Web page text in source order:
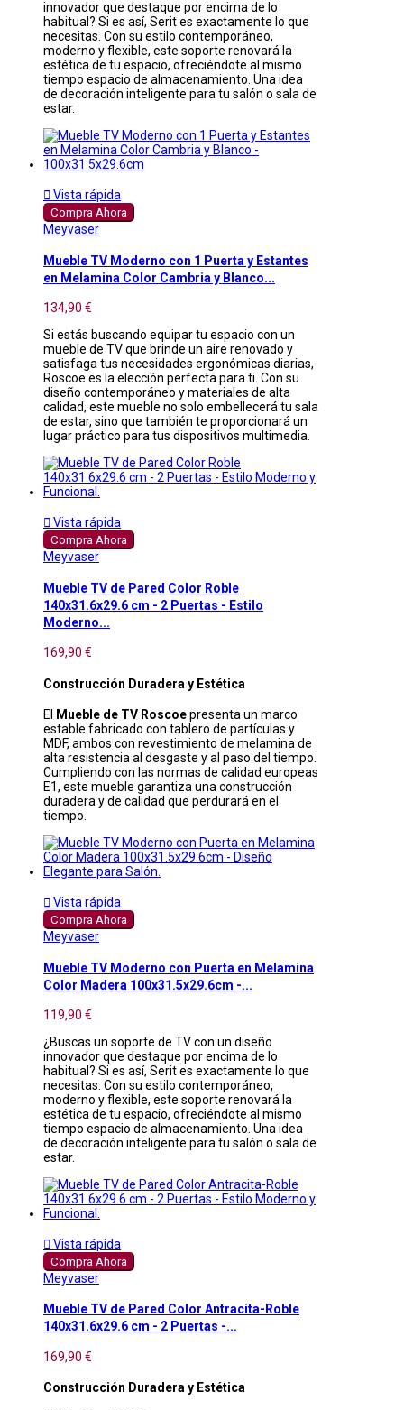
innovador que destaque por encima de lo
habitual? Si es así, Serit es exactamente lo que
necesitas. Con su estilo contemporáneo,
moderno y flexible, este soporte renovará la
estética de tu espacio, ofreciéndote al mismo
tiempo espacio de almacenamiento. Una idea
de decoración inteligente para tu salón o sala de
estar.
 Vista rápida
Compra Ahora
Meyvaser
Mueble TV Moderno con 1 Puerta y Estantes
en Melamina Color Cambria y Blanco...
134,90 €
Si estás buscando equipar tu espacio con un
mueble de TV que brinde un aire renovado y
satisfaga tus necesidades ergonómicas diarias,
Roscoe es la elección perfecta para ti. Con su
diseño contemporáneo y materiales de alta
calidad, este mueble no solo embellecerá tu sala
de estar, sino que también te proporcionará un
lugar práctico para tus dispositivos multimedia.
 Vista rápida
Compra Ahora
Meyvaser
Mueble TV de Pared Color Roble
140x31.6x29.6 cm - 2 Puertas - Estilo
Moderno...
169,90 €
Construcción Duradera y Estética
El Mueble de TV Roscoepresenta un marco
estable fabricado con tablero de partículas y
MDF, ambos con revestimiento de melamina de
alta resistencia al desgaste y al paso del tiempo.
Cumpliendo con las normas de calidad europeas
E1, este mueble garantiza una construcción
duradera y de calidad que perdurará en el
tiempo.
 Vista rápida
Compra Ahora
Meyvaser
Mueble TV Moderno con Puerta en Melamina
Color Madera 100x31.5x29.6cm -...
119,90 €
¿Buscas un soporte de TV con un diseño
innovador que destaque por encima de lo
habitual? Si es así, Serit es exactamente lo que
necesitas. Con su estilo contemporáneo,
moderno y flexible, este soporte renovará la
estética de tu espacio, ofreciéndote al mismo
tiempo espacio de almacenamiento. Una idea
de decoración inteligente para tu salón o sala de
estar.
 Vista rápida
Compra Ahora
Meyvaser
Mueble TV de Pared Color Antracita-Roble
140x31.6x29.6 cm - 2 Puertas -...
169,90 €
Construcción Duradera y Estética